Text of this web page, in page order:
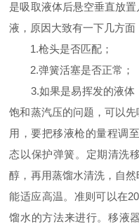
是吸取液体后悬空垂直放
液，原因大致有一下几方面
1.枪头是否匹配；
2.弹簧活塞是否正常；
3.如果是易挥发的液体
饱和蒸汽压的问题，可以
用，要把移液枪的量程调
态以保护弹簧。定期清洗
醇，再用蒸馏水清洗，自
能适应高温。准则可以在
馏水的方法来进行。移液